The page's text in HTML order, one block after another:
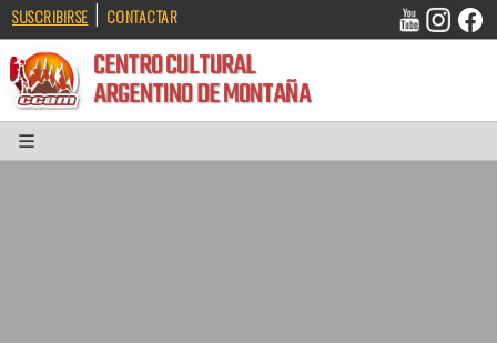
SUSCRIBIRSE | CONTACTAR
CENTRO CULTURAL
ARGENTINO DE MONTAÑA